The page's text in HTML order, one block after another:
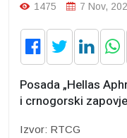
1475 7 Nov,
Posada „Hellas
i crnogorski
Izvor: RTCG